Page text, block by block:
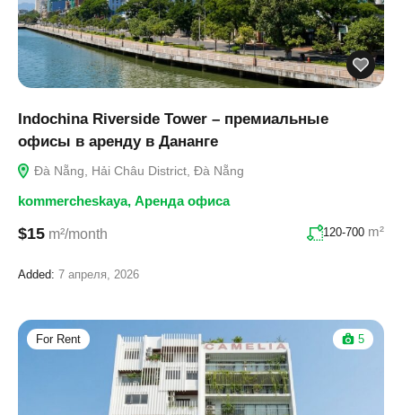
Indochina Riverside Tower – премиальные
офисы в аренду в Дананге
Đà Nẵng, Hải Châu District, Đà Nẵng
kommercheskaya, Аренда офиса
$15 m²/month 120-700 m²
Added: 7 апреля, 2026
For Rent 5